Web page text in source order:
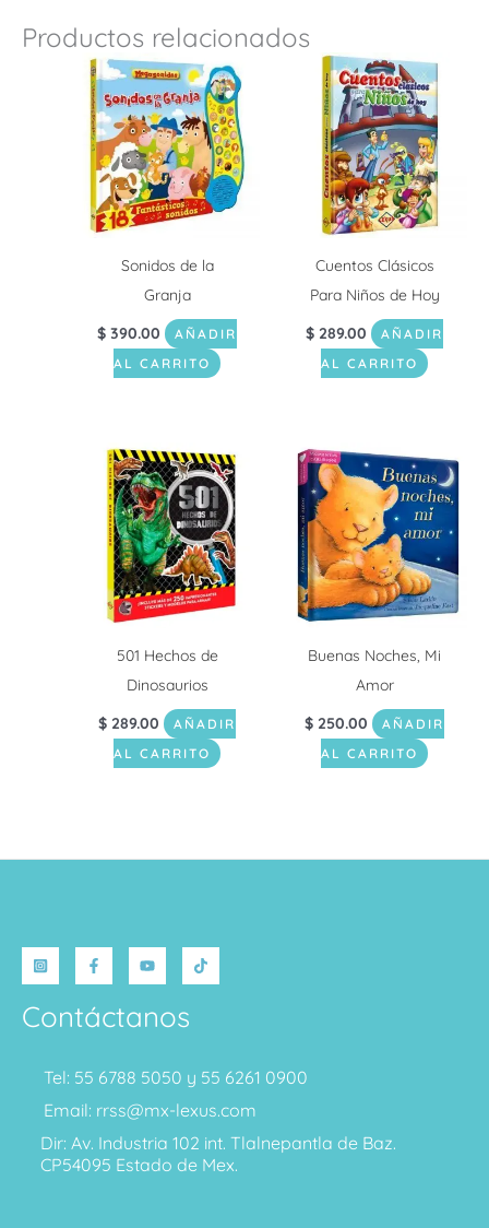
Productos relacionados
Sonidos de la
Granja
$ 390.00
AÑADIR
AL CARRITO
Cuentos Clásicos
Para Niños de Hoy
$ 289.00
AÑADIR
AL CARRITO
501 Hechos de
Dinosaurios
$ 289.00
AÑADIR
AL CARRITO
Buenas Noches, Mi
Amor
$ 250.00
AÑADIR
AL CARRITO
Contáctanos
Tel: 55 6788 5050 y 55 6261 0900
Email: rrss@mx-lexus.com
Dir: Av. Industria 102 int. Tlalnepantla de Baz.
CP54095 Estado de Mex.